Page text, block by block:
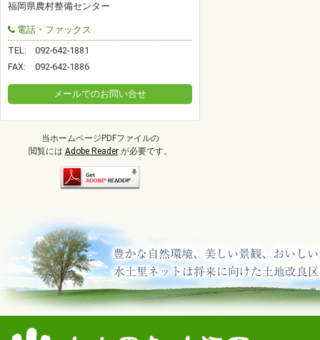
福岡県農村整備センター
電話・ファックス
TEL:
092-642-1881
FAX:
092-642-1886
メールでのお問い合せ
当ホームページPDFファイルの
閲覧には Adobe Readerが必要です。